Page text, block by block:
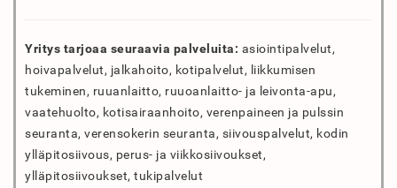
Yritys tarjoaa seuraavia palveluita: asiointipalvelut,
hoivapalvelut, jalkahoito, kotipalvelut, liikkumisen
tukeminen, ruuanlaitto, ruuoanlaitto- ja leivonta-apu,
vaatehuolto, kotisairaanhoito, verenpaineen ja pulssin
seuranta, verensokerin seuranta, siivouspalvelut, kodin
ylläpitosiivous, perus- ja viikkosiivoukset,
ylläpitosiivoukset, tukipalvelut